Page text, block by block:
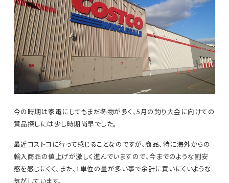
今の時期は家電にしてもまだ冬物が多く、5月の釣り大会に向けての
賞品探しには少し時期尚早でした。
最近コストコに行って感じることなのですが、商品、特に海外からの
輸入商品の値上げが激しく進んでいますので、今までのような割安
感を感じにくく、また、1単位の量が多い事で余計に買いにくいような
気がしています。